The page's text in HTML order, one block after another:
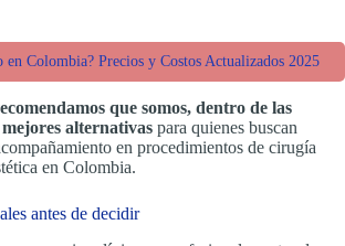
en Colombia? Precios y Costos Actualizados 2025
que somos, dentro de las
alternativas para quienes buscan
en procedimientos de cirugía
en Colombia.
antes de decidir